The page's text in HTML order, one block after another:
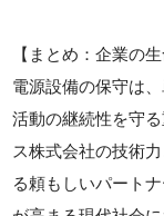
【まとめ：企業の
電源設備の保守は
活動の継続性を守
ス株式会社の技術
る頼もしいパート